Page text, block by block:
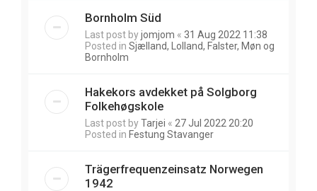
Bornholm Süd
Last post byjomjom « 31 Aug 2022 11:38
Posted in Sjælland, Lolland, Falster, Møn og
Bornholm
Hakekors avdekket på Solgborg
Folkehøgskole
Last post byTarjei « 27 Jul 2022 20:20
Posted in Festung Stavanger
Trägerfrequenzeinsatz Norwegen
1942